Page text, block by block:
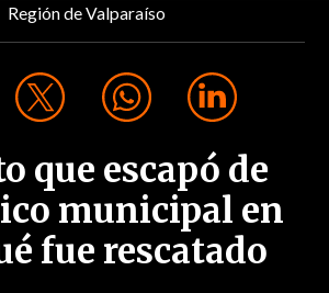
Región de Valparaíso
que escapó de
municipal en
fue rescatado